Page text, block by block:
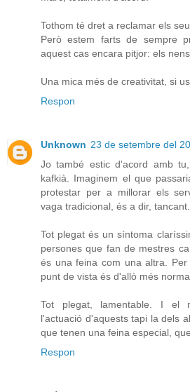
Tothom té dret a reclamar els
Però estem farts de sempre
aquest cas encara pitjor: els nens.
Una mica més de creativitat, si
Respon
Unknown 23 de setembre del
Jo també estic d'acord amb
kafkià. Imaginem el que
protestar per a millorar els
vaga tradicional, és a dir, tancant...
Tot plegat és un síntoma
persones que fan de mestres
és una feina com una altra.
punt de vista és d'allò més
Tot plegat, lamentable. I el
l'actuació d'aquests tapi la dels
que tenen una feina especial,
Respon